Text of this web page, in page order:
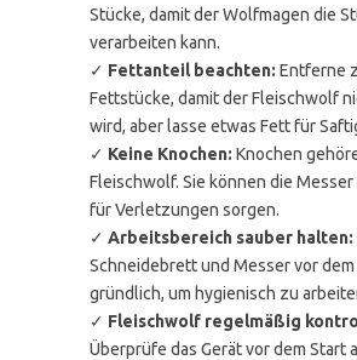
Stücke, damit der Wolfmagen die
verarbeiten kann.
✓ Fettanteil beachten: Entferne
Fettstücke, damit der Fleischwolf
wird, aber lasse etwas Fett für
✓ Keine Knochen: Knochen
Fleischwolf. Sie können die
für Verletzungen sorgen.
✓ Arbeitsbereich sauber halten:
Schneidebrett und Messer vor
gründlich, um hygienisch zu
✓ Fleischwolf regelmäßig
Überprüfe das Gerät vor dem Start